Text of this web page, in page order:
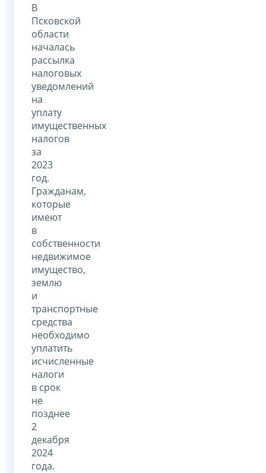
В
Псковской
области
началась
рассылка
налоговых
уведомлений
на
уплату
имущественных
налогов
за
2023
год.
Гражданам,
которые
имеют
в
собственности
недвижимое
имущество,
землю
и
транспортные
средства
необходимо
уплатить
исчисленные
налоги
в срок
не
позднее
2
декабря
2024
года.